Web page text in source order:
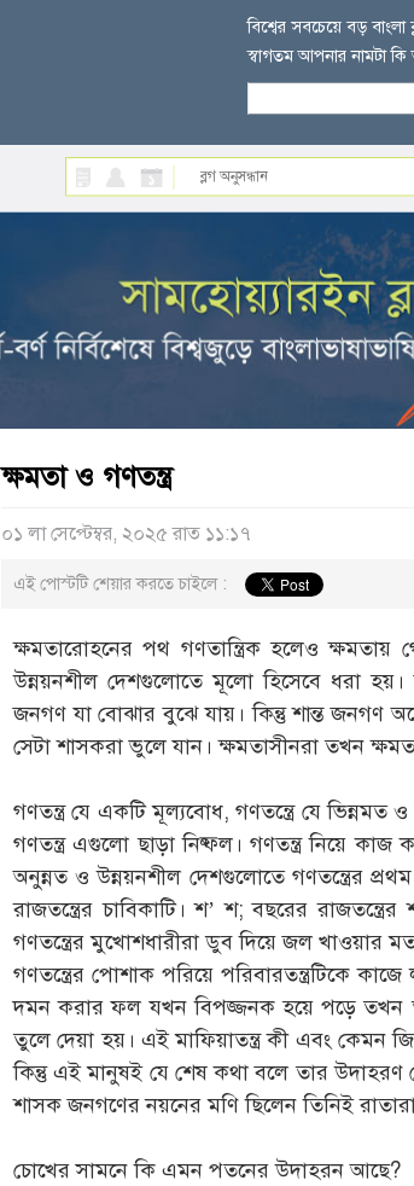
বিশ্বের সবচেয়ে বড়
স্বাগতম আপনার নামটা
ক্ষমতা ও গণতন্ত্র
০১ লা সেপ্টেম্বর, ২০২৫ রাত ১১:১৭
এই পোস্টটি শেয়ার করতে চাইলে :
ক্ষমতারোহনের পথ গণতান্ত্রিক হলেও ক্ষমতায়
উন্নয়নশীল দেশগুলোতে মূলো হিসেবে ধরা
জনগণ যা বোঝার বুঝে যায়। কিন্তু শান্ত জনগণ
সেটা শাসকরা ভুলে যান। ক্ষমতাসীনরা তখন
গণতন্ত্র যে একটি মূল্যবোধ, গণতন্ত্রে যে
গণতন্ত্র এগুলো ছাড়া নিষ্ফল। গণতন্ত্র নিয়ে
অনুন্নত ও উন্নয়নশীল দেশগুলোতে গণতন্ত্রের
রাজতন্ত্রের চাবিকাটি। শ’ শ; বছরের
গণতন্ত্রের মুখোশধারীরা ডুব দিয়ে জল খাওয়ার
গণতন্ত্রের পোশাক পরিয়ে পরিবারতন্ত্রটিকে
দমন করার ফল যখন বিপজ্জনক হয়ে পড়ে তখন
তুলে দেয়া হয়। এই মাফিয়াতন্ত্র কী এবং কেমন
কিন্তু এই মানুষই যে শেষ কথা বলে তার উদাহরণ
শাসক জনগণের নয়নের মণি ছিলেন তিনিই
চোখের সামনে কি এমন পতনের উদাহরন আছে?